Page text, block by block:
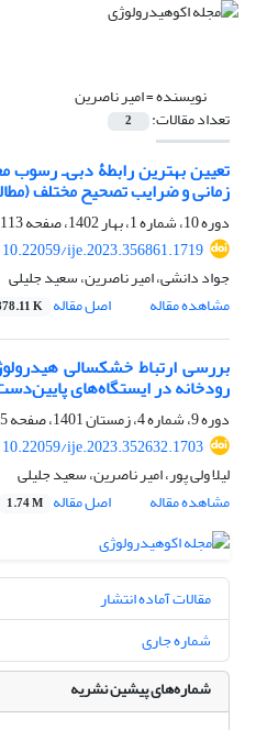
نویسنده =امیر ناصرین
تعداد مقالات: 2
تعیین بهترین رابطۀ دبی‌ـ
زمانی و ضرایب تصحیح مختلف
دوره 10، شماره 1، بهار 1402، صفحه
113-125
10.22059/ije.2023.356861.1719
جواد دانشی، امیر ناصرین، سعید جلیلی
مشاهده مقاله
اصل مقاله K
بررسی ارتباط خشک‏سالی
رودخانه در ایستگاه‌های
دوره 9، شماره 4، زمستان 1401، صفحه
10.22059/ije.2023.352632.1703
لیلا ولی پور، امیر ناصرین، سعید جلیلی
مشاهده مقاله
اصل مقاله 1.74 M
مقالات آماده انتشار
شماره جاری
شماره‌های پیشین نشریه